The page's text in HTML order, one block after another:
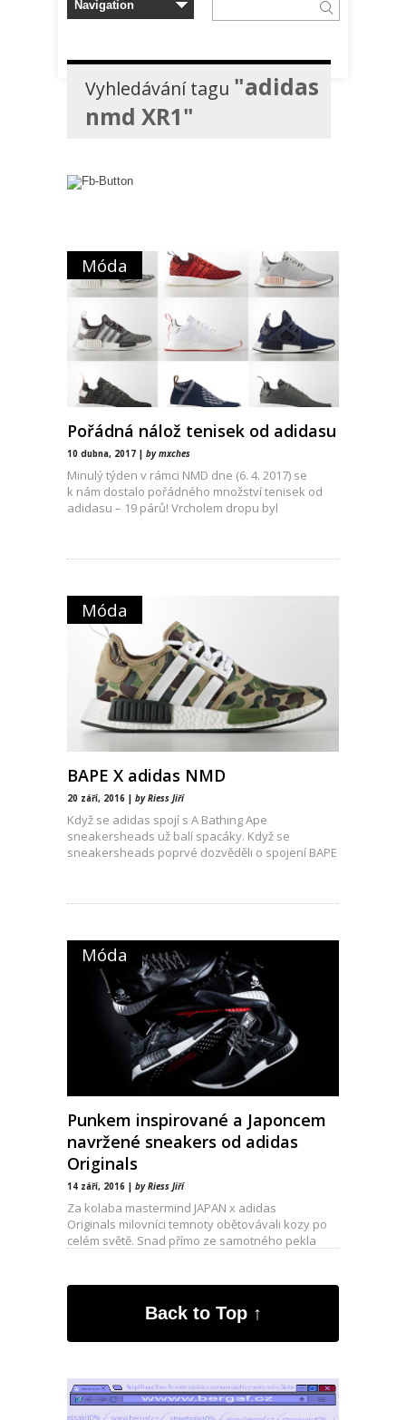
Vyhledávání tagu "adidas
nmd XR1"
Móda
Pořádná nálož tenisek od adidasu
10 dubna, 2017 | by mxches
Minulý týden v rámci NMD dne (6. 4. 2017) se
k nám dostalo pořádného množství tenisek od
adidasu – 19 párů! Vrcholem dropu byl
Móda
BAPE X adidas NMD
20 září, 2016 | by Riess Jiří
Když se adidas spojí s A Bathing Ape
sneakersheads už balí spacáky. Když se
sneakersheads poprvé dozvěděli o spojení BAPE
Móda
Punkem inspirované a Japoncem
navržené sneakers od adidas
Originals
14 září, 2016 | by Riess Jiří
Za kolaba mastermind JAPAN x adidas
Originals milovníci temnoty obětovávali kozy po
celém světě. Snad přímo ze samotného pekla
Back to Top ↑